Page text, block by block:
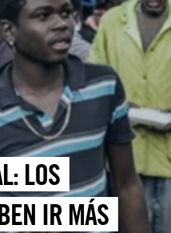
LOS
IR MÁS